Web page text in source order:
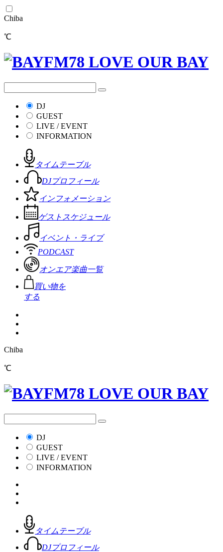
Chiba
℃
DJ
GUEST
LIVE / EVENT
INFORMATION
タイムテーブル
DJプロフィール
インフォメーション
ゲストスケジュール
イベント・ライブ
PODCAST
オンエア楽曲一覧
買い物を
する
Chiba
℃
DJ
GUEST
LIVE / EVENT
INFORMATION
タイムテーブル
DJプロフィール